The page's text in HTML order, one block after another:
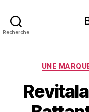
Recherche
UNE